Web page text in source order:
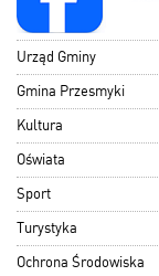
Urząd Gminy
Gmina Przesmyki
Kultura
Oświata
Sport
Turystyka
Ochrona Środowiska